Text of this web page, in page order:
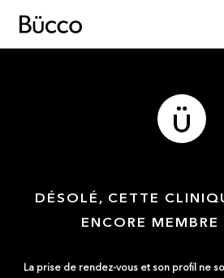
DÉSOLÉ, CETTE
ENCORE MEMBRE
La prise de rendez-vous et son profil ne